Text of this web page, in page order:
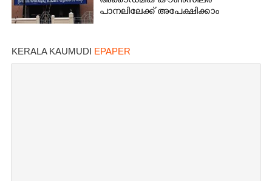
പാനലിലേക്ക് അപേക്ഷിക്കാം
KERALA KAUMUDI EPAPER